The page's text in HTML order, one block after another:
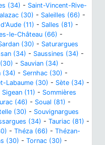
(34) - Saint-Vincent-Rive-
(30) - Saleilles (66) -
(11) - Salles (81) -
le-Château (66) -
(30) - Saturargues
(34) - Saussines (34) -
- Sauvian (34) -
(34) - Sernhac (30) -
Labaume (30) - Sète (34) -
Sigean (11) - Sommières
(46) - Soual (81) -
(30) - Souvignargues
(34) - Tauriac (81) -
- Théza (66) - Thézan-
(30) - Tornac (30) -